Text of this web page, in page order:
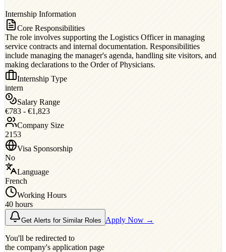
Internship Information
Core Responsibilities
The role involves supporting the Logistics Officer in managing
service contracts and internal documentation. Responsibilities
include managing the manager's agenda, handling site visitors, and
making declarations to the Order of Physicians.
Internship Type
intern
Salary Range
€783 - €1,823
Company Size
2153
Visa Sponsorship
No
Language
French
Working Hours
40 hours
Get Alerts for Similar Roles Apply Now →
You'll be redirected to
the company's application page